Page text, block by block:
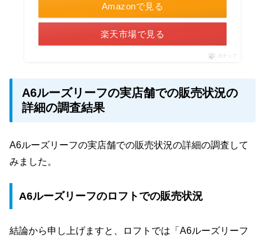
Amazonで見る
楽天市場で見る
ポチップ
A6ルーズリーフの実店舗での販売状況の
詳細の調査結果
A6ルーズリーフの実店舗での販売状況の詳細の調査して
みました。
A6ルーズリーフのロフトでの販売状況
結論から申し上げますと、ロフトでは「A6ルーズリーフ